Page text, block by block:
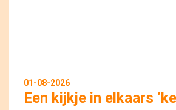
01-08-2026
Een kijkje in elkaars